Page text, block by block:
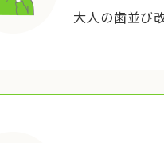
大人の歯並び